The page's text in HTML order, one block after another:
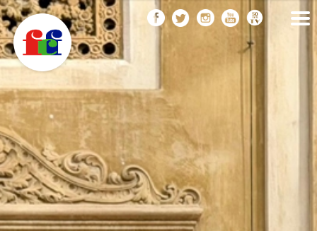
Vés
al
contingut
FEDERACIÓ CATALANA
DE FOTOGRAFIA
F
C
F